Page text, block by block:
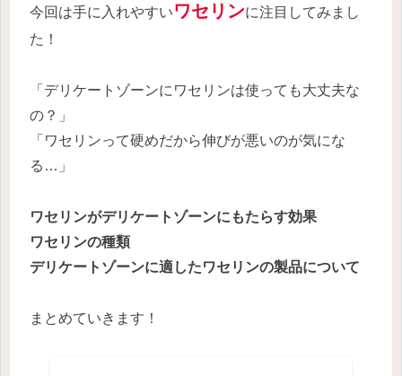
今回は手に入れやすいワセリンに注目してみまし
た！
「デリケートゾーンにワセリンは使っても大丈夫な
の？」
「ワセリンって硬めだから伸びが悪いのが気にな
る…」
ワセリンがデリケートゾーンにもたらす効果
ワセリンの種類
デリケートゾーンに適したワセリンの製品について
まとめていきます！